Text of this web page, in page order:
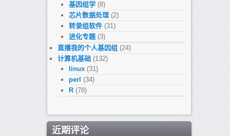
基因组学 (8)
芯片数据处理 (2)
转录组软件 (31)
进化专题 (3)
直播我的个人基因组 (24)
计算机基础(132)
linux (31)
perl (34)
R (78)
近期评论